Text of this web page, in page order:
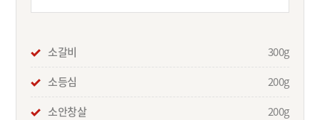
소갈비
300g
소등심
200g
소안창살
200g